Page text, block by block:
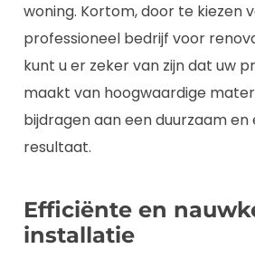
woning. Kortom, door te kiezen
professioneel bedrijf voor
kunt u er zeker van zijn dat uw
maakt van hoogwaardige
bijdragen aan een duurzaam
resultaat.
Efficiënte en
installatie